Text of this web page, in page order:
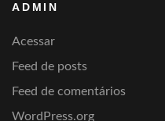
ADMIN
Acessar
Feed de posts
Feed de comentários
WordPress.org